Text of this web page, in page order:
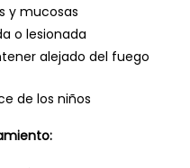
y mucosas
o lesionada
alejado del fuego
de los niños